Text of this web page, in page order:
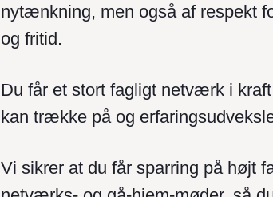
nytænkning, men også af respekt
og fritid.
Du får et stort fagligt netværk i
kan trække på og
Vi sikrer at du får sparring på højt